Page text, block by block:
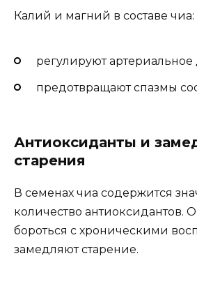
Калий и магний в составе чиа:
регулируют артериальное
предотвращают спазмы
Антиоксиданты и
старения
В семенах чиа содержится
количество антиоксидантов.
бороться с хроническими
замедляют старение.